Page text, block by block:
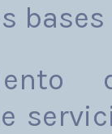
bases